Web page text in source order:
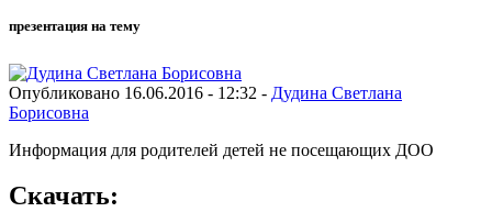
презентация на тему
Опубликовано 16.06.2016 - 12:32 - Дудина Светлана
Борисовна
Информация для родителей детей не посещающих ДОО
Скачать: